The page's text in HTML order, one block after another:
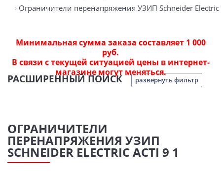
Ограничители перенапряжения УЗИП Schneider Electric
Минимальная сумма заказа составляет 1 000
руб.
В связи с текущей ситуацией цены в интернет-
магазине могут меняться.
РАСШИРЕННЫЙ ПОИСК развернуть фильтр
ОГРАНИЧИТЕЛИ
ПЕРЕНАПРЯЖЕНИЯ УЗИП
SCHNEIDER ELECTRIC ACTI 9 1